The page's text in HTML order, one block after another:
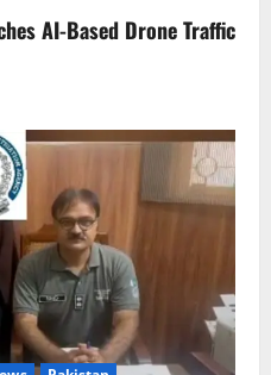
AI-Based Drone Traffic